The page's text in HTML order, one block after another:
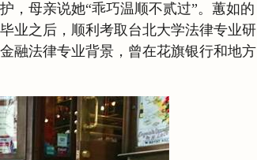
，母亲说她“乖巧温顺不贰过”。蕙如的
业之后，顺利考取台北大学法律专业研
融法律专业背景，曾在花旗银行和地方